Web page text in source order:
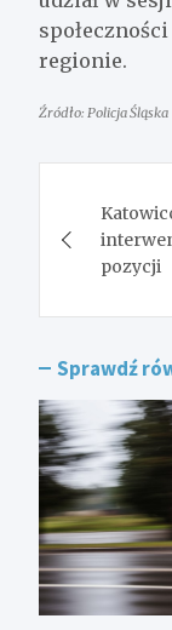
regionie.
Źródło: Policja Śląska
wpisu
pozycji
Sprawdź